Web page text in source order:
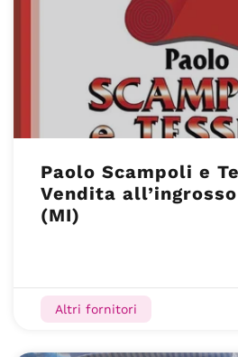
Paolo Scampoli e
Vendita
(MI)
Altri fornitori